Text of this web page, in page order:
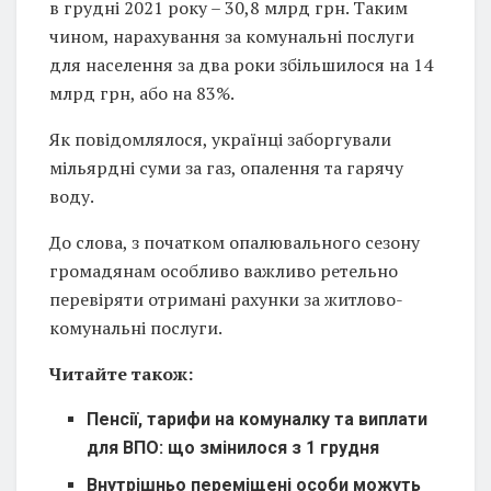
в грудні 2021 року – 30,8 млрд грн. Таким
чином, нарахування за комунальні послуги
для населення за два роки збільшилося на 14
млрд грн, або на 83%.
Як повідомлялося, українці заборгували
мільярдні суми за газ, опалення та гарячу
воду.
До слова, з початком опалювального сезону
громадянам особливо важливо ретельно
перевіряти отримані рахунки за житлово-
комунальні послуги.
Читайте також:
Пенсії, тарифи на комуналку та виплати
для ВПО: що змінилося з 1 грудня
Внутрішньо переміщені особи можуть